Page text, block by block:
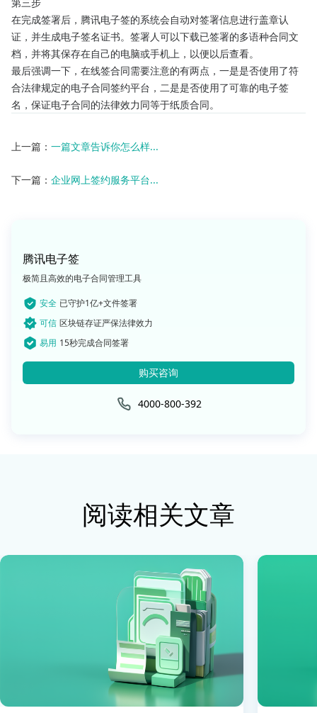
在完成签署后，腾讯电子签的系统会自动对签署信息进行盖章认
证，并生成电子签名证书。签署人可以下载已签署的多语种合同文
档，并将其保存在自己的电脑或手机上，以便以后查看。
最后强调一下，在线签合同需要注意的有两点，一是是否使用了符
合法律规定的电子合同签约平台，二是是否使用了可靠的电子签
名，保证电子合同的法律效力同等于纸质合同。
上一篇： 一篇文章告诉你怎么样...
下一篇： 企业网上签约服务平台...
腾讯电子签
极简且高效的电子合同管理工具
安全 已守护1亿+文件签署
可信 区块链存证严保法律效力
易用 15秒完成合同签署
购买咨询
4000-800-392
阅读相关文章